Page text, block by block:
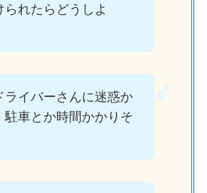
られたらどうしよ
ライバーさんに迷惑か
駐車とか時間かかりそ